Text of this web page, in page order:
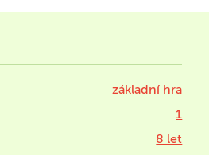
základní hra
1
8 let